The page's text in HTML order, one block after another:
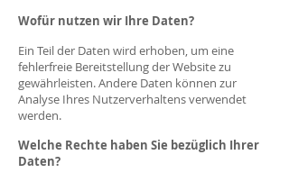
Wofür nutzen wir Ihre Daten?
Ein Teil der Daten wird erhoben, um eine
fehlerfreie Bereitstellung der Website zu
gewährleisten. Andere Daten können zur
Analyse Ihres Nutzerverhaltens verwendet
werden.
Welche Rechte haben Sie bezüglich Ihrer
Daten?